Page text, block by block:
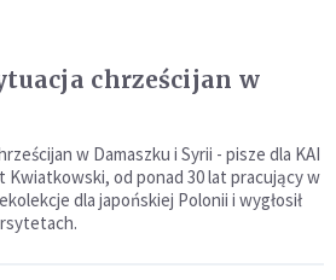
chrześcijan w
w Damaszku i Syrii - pisze dla KAI
Kwiatkowski, od ponad 30 lat pracujący w
dla japońskiej Polonii i wygłosił